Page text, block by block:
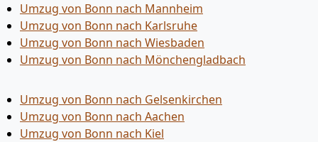
Umzug von Bonn nach Mannheim
Umzug von Bonn nach Karlsruhe
Umzug von Bonn nach Wiesbaden
Umzug von Bonn nach Mönchen­gladbach
Umzug von Bonn nach Gelsenkirchen
Umzug von Bonn nach Aachen
Umzug von Bonn nach Kiel